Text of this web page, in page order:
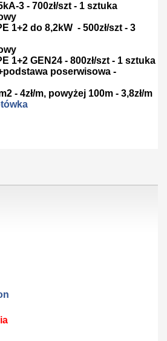
3 - 700zł/szt - 1 sztuka
1+2 do 8,2kW - 500zł/szt - 3
1+2 GEN24 - 800zł/szt - 1 sztuka
poserwisowa -
- 4zł/m, powyżej 100m - 3,8zł/m